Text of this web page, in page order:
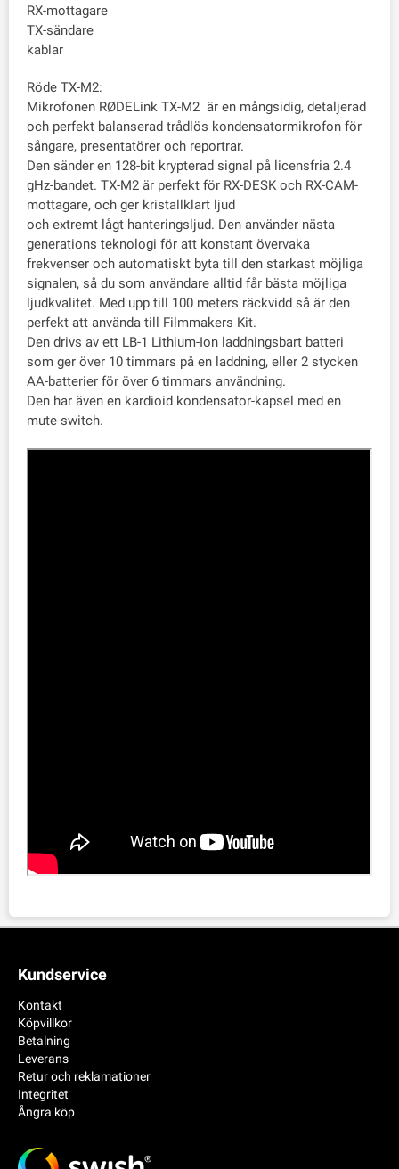
RX-mottagare
TX-sändare
kablar
Röde TX-M2:
Mikrofonen RØDELink TX-M2 är en mångsidig, detaljerad
och perfekt balanserad trådlös kondensatormikrofon för
sångare, presentatörer och reportrar.
Den sänder en 128-bit krypterad signal på licensfria 2.4
gHz-bandet. TX-M2 är perfekt för RX-DESK och RX-CAM-
mottagare, och ger kristallklart ljud
och extremt lågt hanteringsljud. Den använder nästa
generations teknologi för att konstant övervaka
frekvenser och automatiskt byta till den starkast möjliga
signalen, så du som användare alltid får bästa möjliga
ljudkvalitet. Med upp till 100 meters räckvidd så är den
perfekt att använda till Filmmakers Kit.
Den drivs av ett LB-1 Lithium-Ion laddningsbart batteri
som ger över 10 timmars på en laddning, eller 2 stycken
AA-batterier för över 6 timmars användning.
Den har även en kardioid kondensator-kapsel med en
mute-switch.
Kundservice
Kontakt
Köpvillkor
Betalning
Leverans
Retur och reklamationer
Integritet
Ångra köp